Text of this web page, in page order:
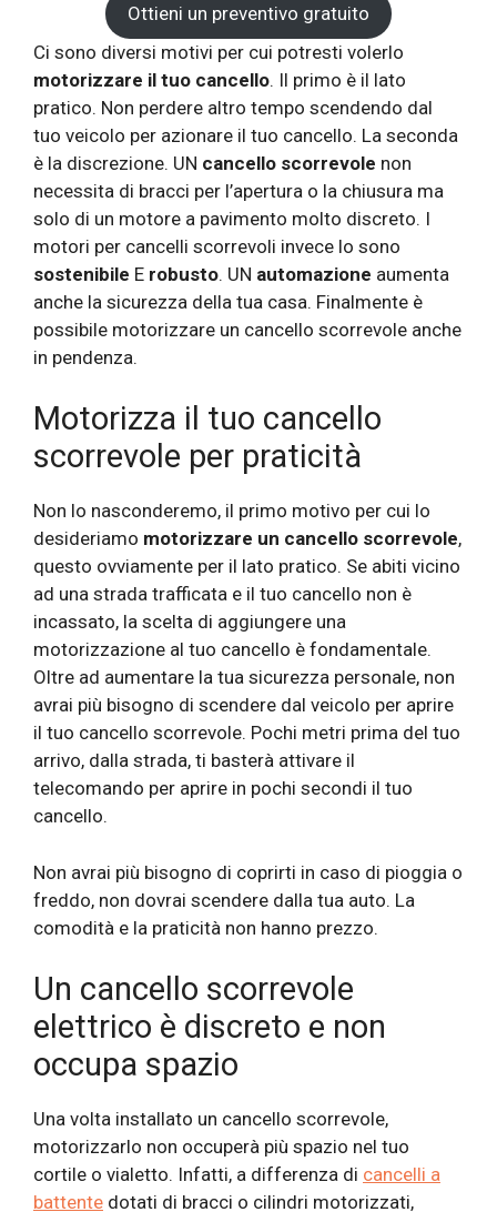
Ottieni un preventivo gratuito
Ci sono diversi motivi per cui potresti volerlo
motorizzare il tuo cancello. Il primo è il lato
pratico. Non perdere altro tempo scendendo dal
tuo veicolo per azionare il tuo cancello. La seconda
è la discrezione. UN cancello scorrevole non
necessita di bracci per l’apertura o la chiusura ma
solo di un motore a pavimento molto discreto. I
motori per cancelli scorrevoli invece lo sono
sostenibile E robusto. UN automazione aumenta
anche la sicurezza della tua casa. Finalmente è
possibile motorizzare un cancello scorrevole anche
in pendenza.
Motorizza il tuo cancello
scorrevole per praticità
Non lo nasconderemo, il primo motivo per cui lo
desideriamo motorizzare un cancello scorrevole,
questo ovviamente per il lato pratico. Se abiti vicino
ad una strada trafficata e il tuo cancello non è
incassato, la scelta di aggiungere una
motorizzazione al tuo cancello è fondamentale.
Oltre ad aumentare la tua sicurezza personale, non
avrai più bisogno di scendere dal veicolo per aprire
il tuo cancello scorrevole. Pochi metri prima del tuo
arrivo, dalla strada, ti basterà attivare il
telecomando per aprire in pochi secondi il tuo
cancello.
Non avrai più bisogno di coprirti in caso di pioggia o
freddo, non dovrai scendere dalla tua auto. La
comodità e la praticità non hanno prezzo.
Un cancello scorrevole
elettrico è discreto e non
occupa spazio
Una volta installato un cancello scorrevole,
motorizzarlo non occuperà più spazio nel tuo
cortile o vialetto. Infatti, a differenza di cancelli a
battente dotati di bracci o cilindri motorizzati,